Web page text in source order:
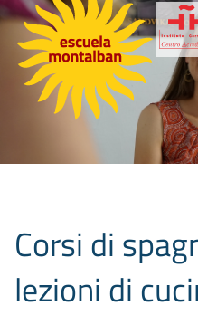
Corsi di
lezioni di